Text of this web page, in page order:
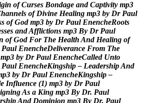
gin of Curses Bondage and Captivity mp3
hannels of Divine Healing mp3 by Dr Paul
s of God mp3 by Dr Paul EnencheRoots
sses andAfflictions mp3 By Dr Paul
of God For The Health And Healing of
Paul EnencheDeliverance From The
mp3 by Dr Paul EnencheCalled Unto
Paul EnencheKingship – LeadershipAnd
p3 by Dr Paul EnencheKingship –
e Influence (1) mp3 by Dr Paul
igningAs a King mp3 By Dr. Paul
rshipAnd Dominion mp3 By Dr. Paul